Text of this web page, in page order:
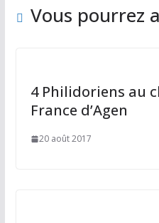
k
Vous pourrez
4 Philidoriens au
France d’Agen
20 août 2017